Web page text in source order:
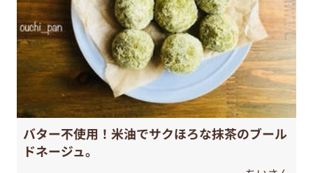
バター不使用！米油でサクほろな抹茶のブール
ドネージュ。